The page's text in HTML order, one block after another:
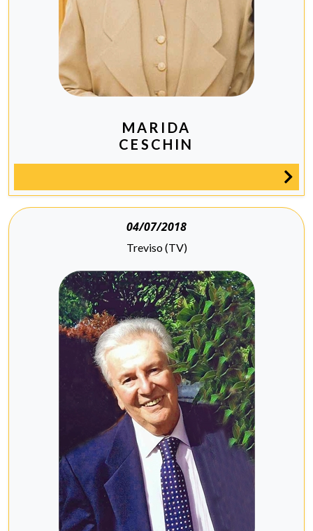
MARIDA
CESCHIN
04/07/2018
Treviso (TV)